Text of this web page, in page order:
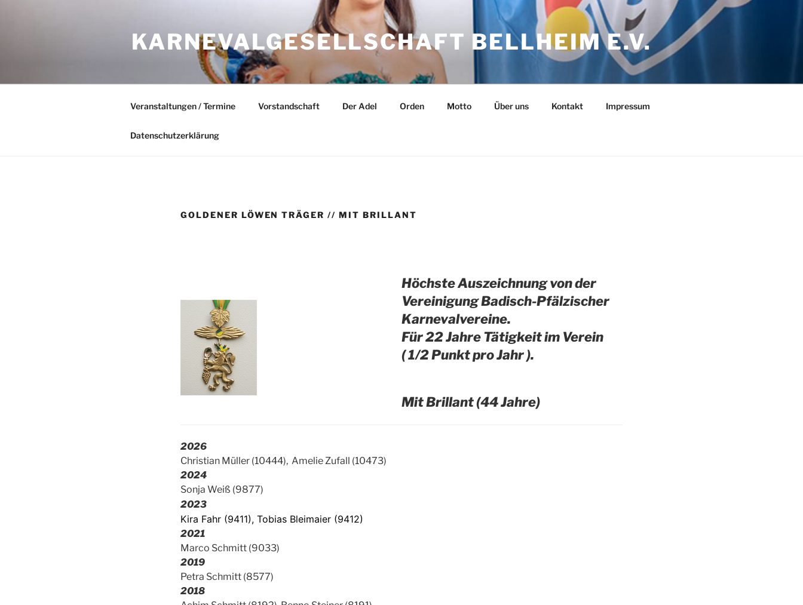
KARNEVALGESELLSCHAFT BELLHEIM E.V.
Veranstaltungen / Termine Vorstandschaft Der Adel Orden Motto Über uns Kontakt Impressum
Datenschutzerklärung
GOLDENER LÖWEN TRÄGER // MIT BRILLANT
Höchste Auszeichnung von der
Vereinigung Badisch-Pfälzischer
Karnevalvereine.
Für 22 Jahre Tätigkeit im Verein
( 1/2 Punkt pro Jahr ).
Mit Brillant (44 Jahre)
2026
Christian Müller (10444), Amelie Zufall (10473)
2024
Sonja Weiß (9877)
2023
Kira Fahr (9411), Tobias Bleimaier (9412)
2021
Marco Schmitt (9033)
2019
Petra Schmitt (8577)
2018